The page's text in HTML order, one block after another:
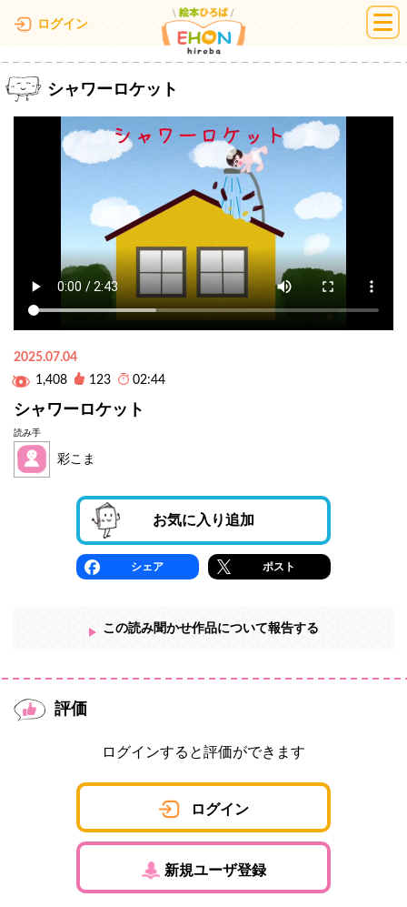
ログイン 絵本ひろば
シャワーロケット
2025.07.04
1,408
123 02:44
シャワーロケット
読み手
彩こま
お気に入り追加
シェア ポスト
この読み聞かせ作品について報告する
評価
ログインすると評価ができます
ログイン
新規ユーザ登録